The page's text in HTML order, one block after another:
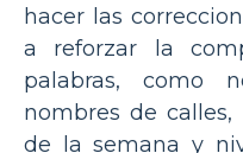
hacer las
a reforzar la
palabras, como
nombres de
de la semana y